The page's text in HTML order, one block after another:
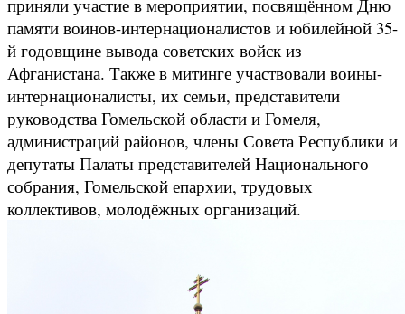
приняли участие в мероприятии, посвящённом Дню
памяти воинов-интернационалистов и юбилейной 35-
й годовщине вывода советских войск из
Афганистана. Также в митинге участвовали воины-
интернационалисты, их семьи, представители
руководства Гомельской области и Гомеля,
администраций районов, члены Совета Республики и
депутаты Палаты представителей Национального
собрания, Гомельской епархии, трудовых
коллективов, молодёжных организаций.